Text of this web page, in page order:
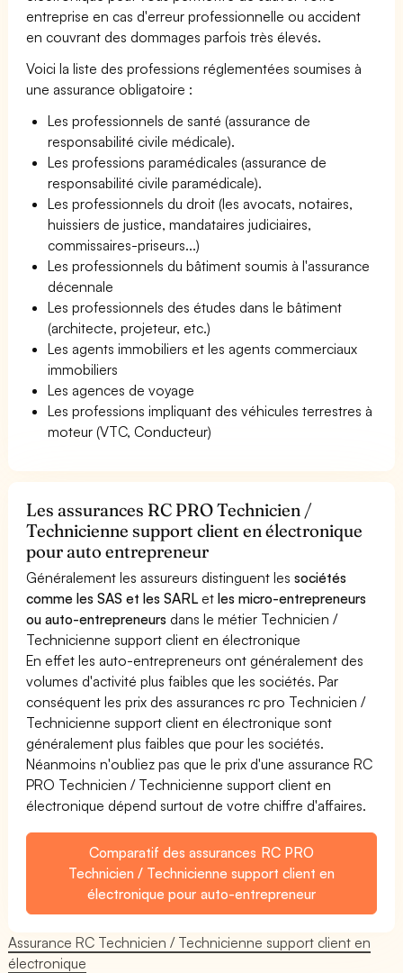
entreprise en cas d'erreur professionnelle ou accident
en couvrant des dommages parfois très élevés.
Voici la liste des professions réglementées soumises à
une assurance obligatoire :
Les professionnels de santé (assurance de
responsabilité civile médicale).
Les professions paramédicales (assurance de
responsabilité civile paramédicale).
Les professionnels du droit (les avocats, notaires,
huissiers de justice, mandataires judiciaires,
commissaires-priseurs...)
Les professionnels du bâtiment soumis à l'assurance
décennale
Les professionnels des études dans le bâtiment
(architecte, projeteur, etc.)
Les agents immobiliers et les agents commerciaux
immobiliers
Les agences de voyage
Les professions impliquant des véhicules terrestres à
moteur (VTC, Conducteur)
Les assurances RC PRO Technicien /
Technicienne support client en électronique
pour auto entrepreneur
Généralement les assureurs distinguent lessociétés
comme les SAS et les SARL etles micro-entrepreneurs
ou auto-entrepreneurs dans le métier Technicien /
Technicienne support client en électronique
En effet les auto-entrepreneurs ont généralement des
volumes d'activité plus faibles que les sociétés. Par
conséquent les prix des assurances rc pro Technicien /
Technicienne support client en électronique sont
généralement plus faibles que pour les sociétés.
Néanmoins n'oubliez pas que le prix d'une assurance RC
PRO Technicien / Technicienne support client en
électronique dépend surtout de votre chiffre d'affaires.
Comparatif des assurances RC PRO
Technicien / Technicienne support client en
électronique pour auto-entrepreneur
Assurance RC Technicien / Technicienne support client en
électronique